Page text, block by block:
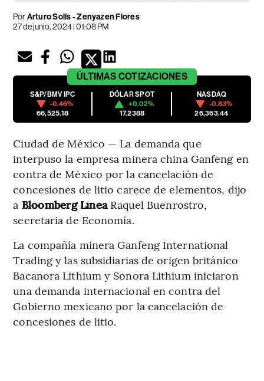
PorArturo Solís-Zenyazen Flores
27 de junio, 2024 | 01:08 PM
ÚLTIMAS COTIZACIONES
S&P/BMV IPC
-0.46%
66,525.18
DÓLAR SPOT
+0.02%
17.2388
NASDAQ
-0.83%
26,363.44
Ciudad de México — La demanda que
interpuso la empresa minera china Ganfeng en
contra de México por la cancelación de
concesiones de litio carece de elementos, dijo
a Bloomberg Línea Raquel Buenrostro,
secretaria de Economía.
La compañía minera Ganfeng International
Trading y las subsidiarias de origen británico
Bacanora Lithium y Sonora Lithium iniciaron
una demanda internacional en contra del
Gobierno mexicano por la cancelación de
concesiones de litio.